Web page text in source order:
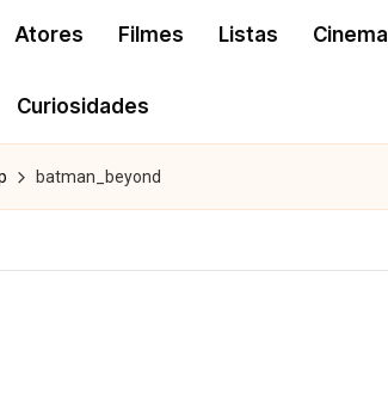
Atores Filmes Listas Cinema
Curiosidades
batman_beyond